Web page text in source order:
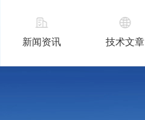
新闻资讯 技术文章